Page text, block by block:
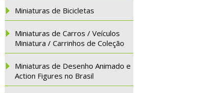
Miniaturas de Bicicletas
Miniaturas de Carros / Veículos
Miniatura / Carrinhos de Coleção
Miniaturas de Desenho Animado e
Action Figures no Brasil